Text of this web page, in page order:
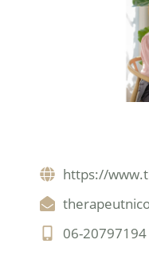
https://
06-20797194